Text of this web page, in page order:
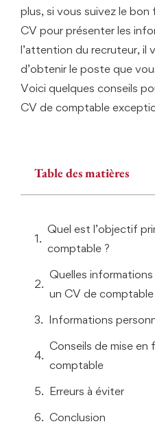
plus, si vous suivez le
CV pour présenter les
l’attention du recruteur, il
d’obtenir le poste que
Voici quelques conseils
CV de comptable
Table des matières
Quel est l’objectif
comptable ?
Quelles
un CV de comptable
Informations
Conseils de mise
comptable
Erreurs à éviter
Conclusion